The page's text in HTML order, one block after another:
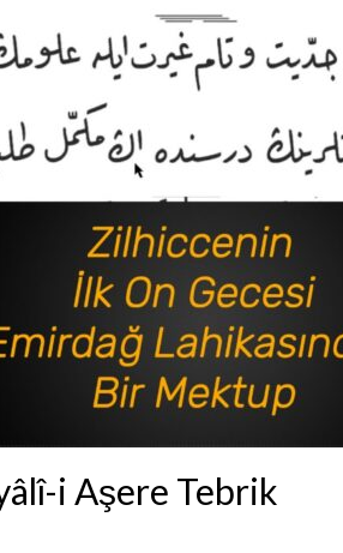
i Aşere Tebrik